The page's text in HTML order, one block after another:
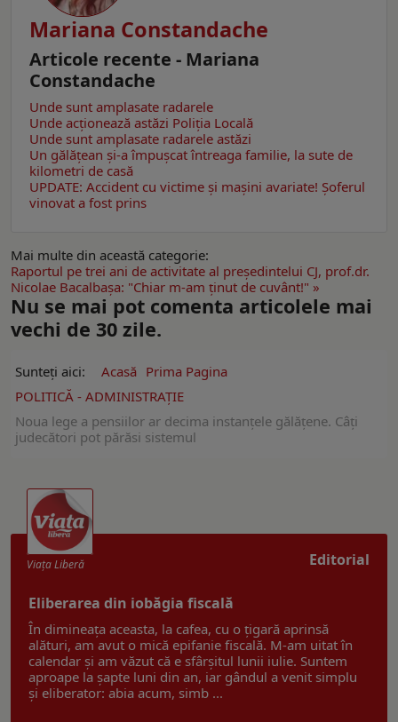
Mariana Constandache
Articole recente - Mariana
Constandache
Unde sunt amplasate radarele
Unde acționează astăzi Poliția Locală
Unde sunt amplasate radarele astăzi
Un gălăţean și-a împușcat întreaga familie, la sute de
kilometri de casă
UPDATE: Accident cu victime și mașini avariate! Șoferul
vinovat a fost prins
Mai multe din această categorie:
Raportul pe trei ani de activitate al preşedintelui CJ, prof.dr.
Nicolae Bacalbaşa: "Chiar m-am ţinut de cuvânt!" »
Nu se mai pot comenta articolele mai
vechi de 30 zile.
Sunteți aici: Acasă Prima Pagina
POLITICĂ - ADMINISTRAŢIE
Noua lege a pensiilor ar decima instanțele gălățene. Câți
judecători pot părăsi sistemul
Editorial
Viaţa Liberă
Eliberarea din iobăgia fiscală
În dimineața aceasta, la cafea, cu o țigară aprinsă
alături, am avut o mică epifanie fiscală. M-am uitat în
calendar și am văzut că e sfârșitul lunii iulie. Suntem
aproape la șapte luni din an, iar gândul a venit simplu
și eliberator: abia acum, simb ...